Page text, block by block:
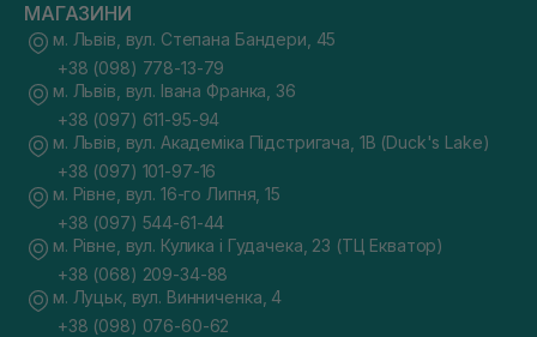
МАГАЗИНИ
м. Львів, вул. Степана Бандери, 45
+38 (098) 778-13-79
м. Львів, вул. Івана Франка, 36
+38 (097) 611-95-94
м. Львів, вул. Академіка Підстригача, 1В (Duck's Lake)
+38 (097) 101-97-16
м. Рівне, вул. 16-го Липня, 15
+38 (097) 544-61-44
м. Рівне, вул. Кулика і Гудачека, 23 (ТЦ Екватор)
+38 (068) 209-34-88
м. Луцьк, вул. Винниченка, 4
+38 (098) 076-60-62